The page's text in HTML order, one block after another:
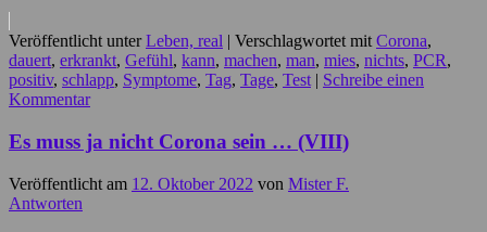
Veröffentlicht unter Leben, real | Verschlagwortet mit Corona,
dauert, erkrankt, Gefühl, kann, machen, man, mies, nichts, PCR,
positiv, schlapp, Symptome, Tag, Tage, Test | Schreibe einen
Kommentar
Es muss ja nicht Corona sein … (VIII)
Veröffentlicht am 12. Oktober 2022 von Mister F.
Antworten